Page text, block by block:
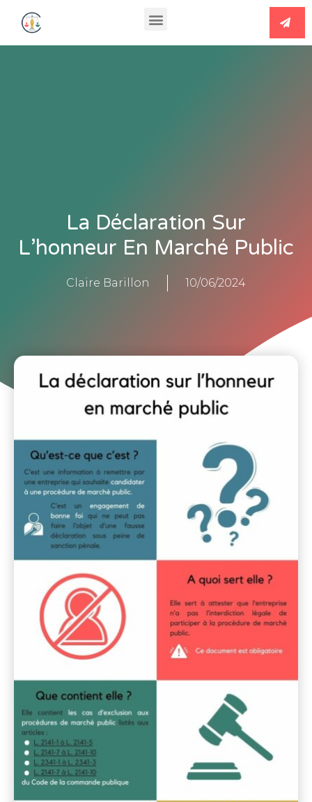
La Déclaration Sur
L’honneur En Marché Public
Claire Barillon 10/06/2024